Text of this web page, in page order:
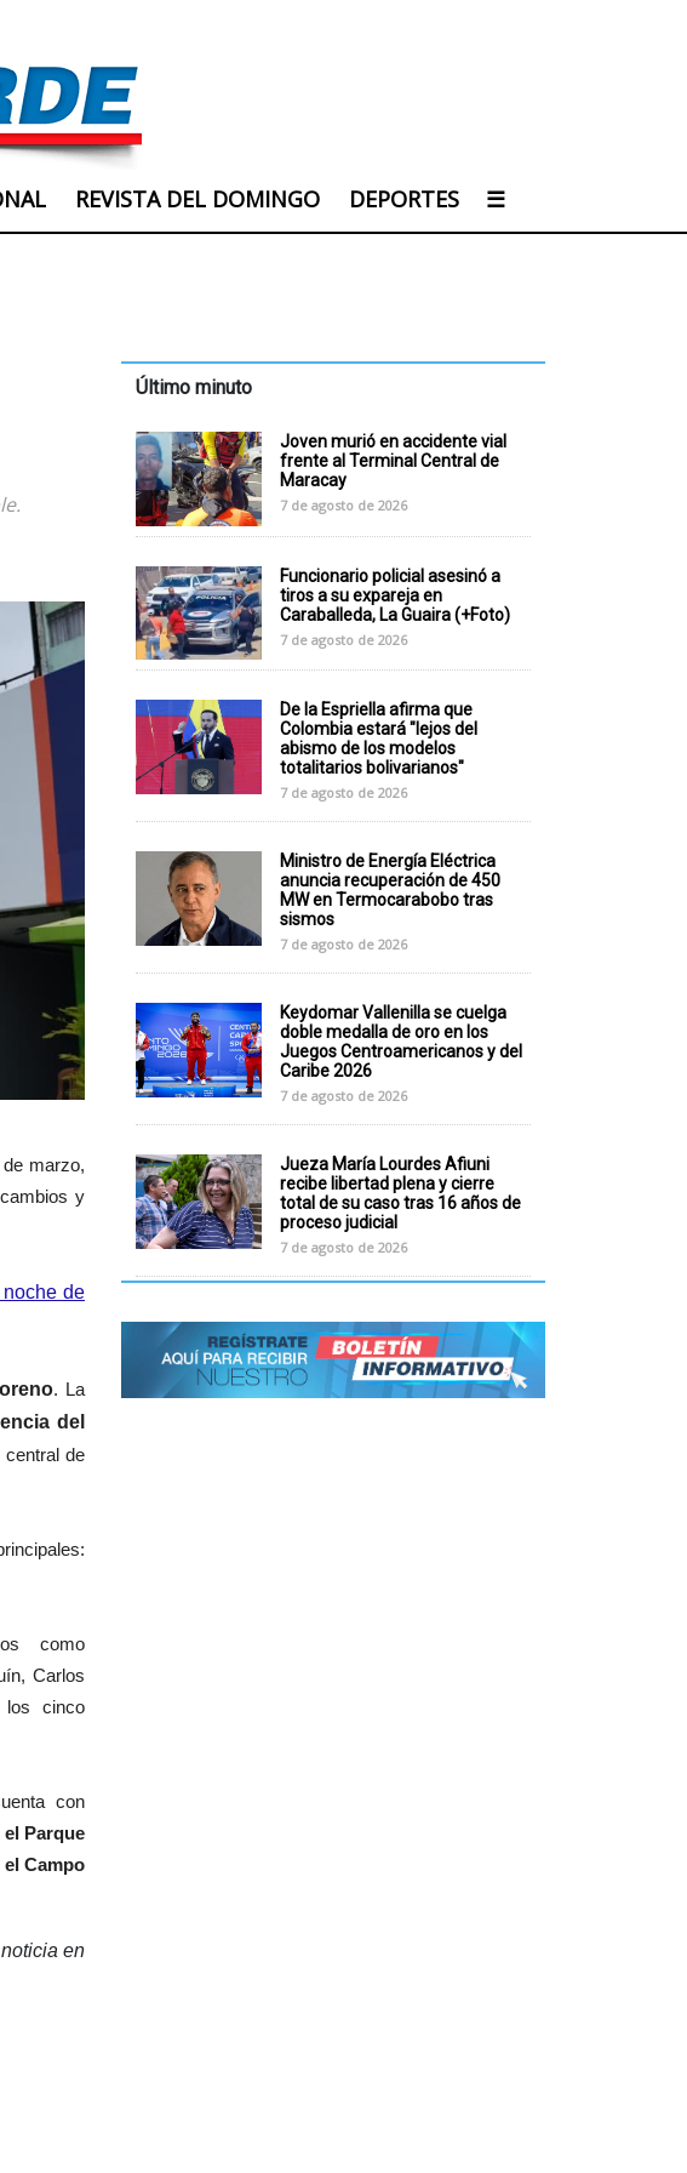
REVISTA DEL DOMINGO DEPORTES ☰
marzo,
y
de
. La
del
de
como
Carlos
los cinco
con
Parque
Campo
en
Último minuto
Joven murió en accidente vial
frente al Terminal Central de
Maracay
7 de agosto de 2026
Funcionario policial asesinó a
tiros a su expareja en
Caraballeda, La Guaira (+Foto)
7 de agosto de 2026
De la Espriella afirma que
Colombia estará "lejos del
abismo de los modelos
totalitarios bolivarianos"
7 de agosto de 2026
Ministro de Energía Eléctrica
anuncia recuperación de 450
MW en Termocarabobo tras
sismos
7 de agosto de 2026
Keydomar Vallenilla se cuelga
doble medalla de oro en los
Juegos Centroamericanos y del
Caribe 2026
7 de agosto de 2026
Jueza María Lourdes Afiuni
recibe libertad plena y cierre
total de su caso tras 16 años de
proceso judicial
7 de agosto de 2026